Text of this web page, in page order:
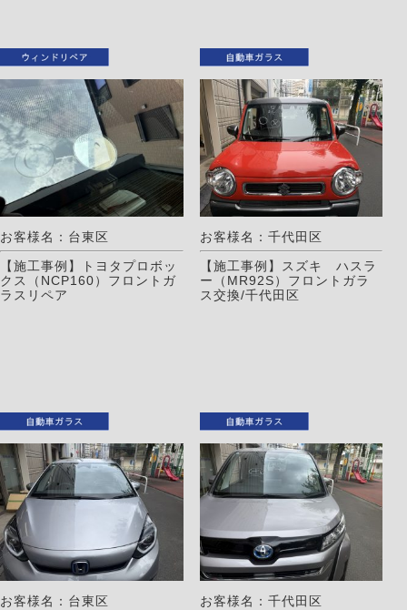
お客様名：台東区
【施工事例】トヨタプロボッ
クス（NCP160）フロントガ
ラスリペア
お客様名：千代田区
【施工事例】スズキ ハスラ
ー（MR92S）フロントガラ
ス交換/千代田区
お客様名：台東区
お客様名：千代田区